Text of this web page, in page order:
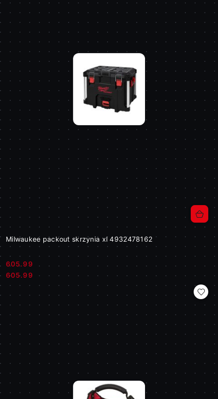
Milwaukee packout skrzynia xl 4932478162
Cena:
605.99
Cena:
605.99